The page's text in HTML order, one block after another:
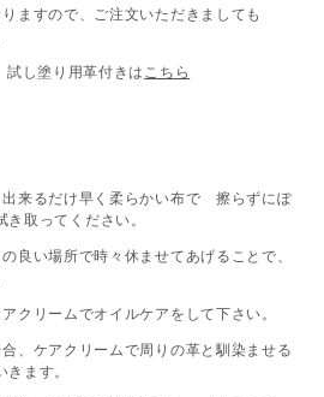
ますので、ご注文いただきましても
試し塗り用革付きは こちら
出来るだけ早く柔らかい布で 擦らずにぽ
取ってください。
良い場所で時々休ませてあげることで、
クリームでオイルケアをして下さい。
、ケアクリームで周りの革と馴染ませる
ます。